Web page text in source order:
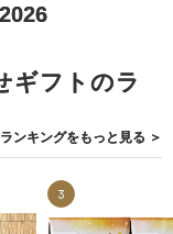
ギフトのラ
ランキングをもっと見る ＞
3